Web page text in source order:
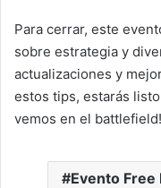
Para cerrar, este
sobre estrategia y
actualizaciones y
estos tips, estarás
vemos en el battlefield!
Evento Free